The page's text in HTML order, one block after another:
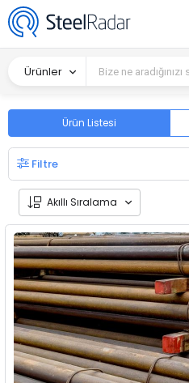
Ürünler
Ürün Listesi
Filtre
Akıllı Sıralama